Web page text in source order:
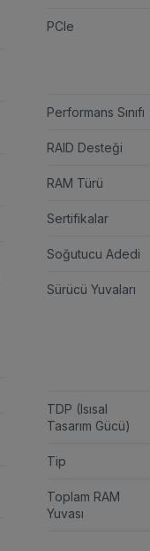
PCIe
Performans Sınıfı
RAID Desteği
RAM Türü
Sertifikalar
Soğutucu Adedi
Sürücü Yuvaları
TDP (Isısal
Tasarım Gücü)
Tip
Toplam RAM
Yuvası